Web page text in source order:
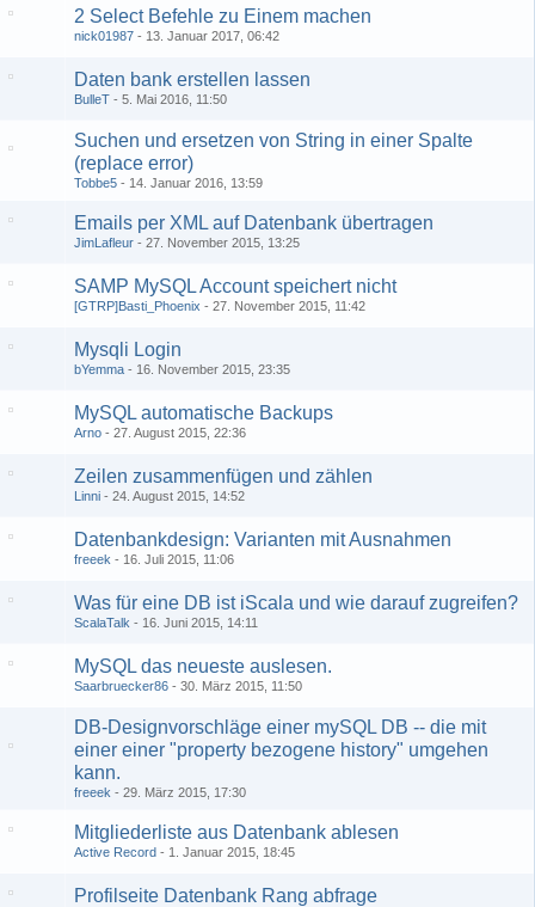
2 Select Befehle zu Einem machen
nick01987 13. Januar 2017, 06:42
Daten bank erstellen lassen
BulleT 5. Mai 2016, 11:50
Suchen und ersetzen von String in einer Spalte
(replace error)
Tobbe5 14. Januar 2016, 13:59
Emails per XML auf Datenbank übertragen
JimLafleur 27. November 2015, 13:25
SAMP MySQL Account speichert nicht
[GTRP]Basti_Phoenix 27. November 2015, 11:42
Mysqli Login
bYemma 16. November 2015, 23:35
MySQL automatische Backups
Arno 27. August 2015, 22:36
Zeilen zusammenfügen und zählen
Linni 24. August 2015, 14:52
Datenbankdesign: Varianten mit Ausnahmen
freeek 16. Juli 2015, 11:06
Was für eine DB ist iScala und wie darauf zugreifen?
ScalaTalk 16. Juni 2015, 14:11
MySQL das neueste auslesen.
Saarbruecker86 30. März 2015, 11:50
DB-Designvorschläge einer mySQL DB -- die mit
einer einer "property bezogene history" umgehen
kann.
freeek 29. März 2015, 17:30
Mitgliederliste aus Datenbank ablesen
Active Record 1. Januar 2015, 18:45
Profilseite Datenbank Rang abfrage